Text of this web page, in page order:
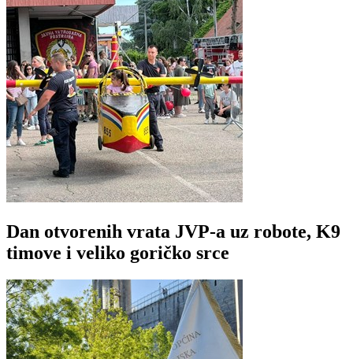
Dan otvorenih vrata JVP-a uz robote, K9
timove i veliko goričko srce